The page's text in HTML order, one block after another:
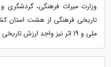
تاریخی فرهنگی از هشت استان
ملی و 19 اثر نیز واجد ارزش تاریخی فرهنگی...